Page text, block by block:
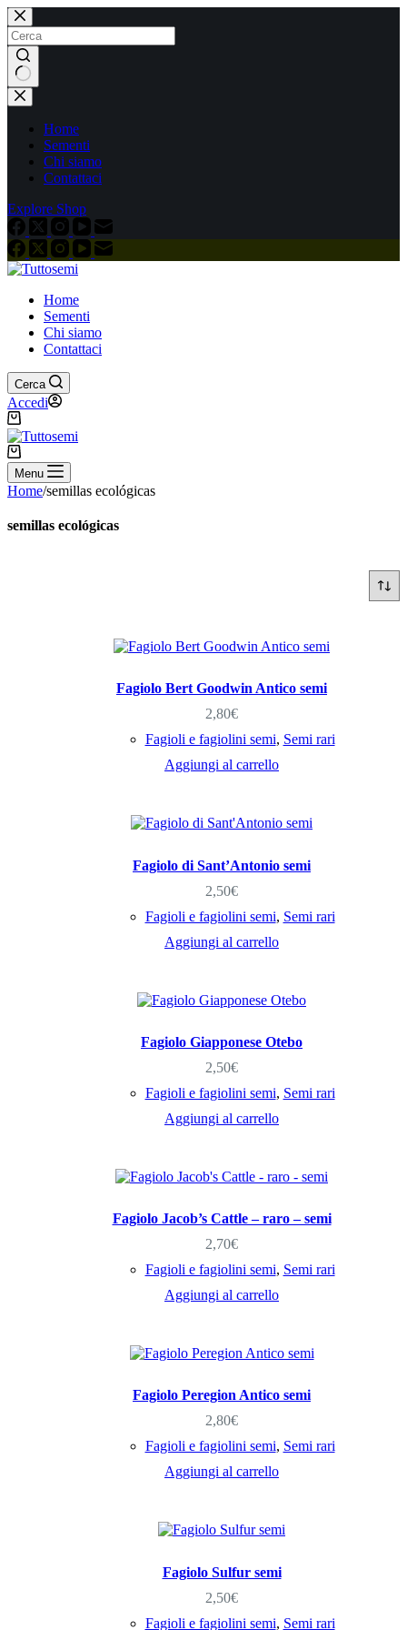
Salta
al
contenuto
Nessun
risultato
Home
Sementi
Chi siamo
Contattaci
Explore Shop
Home
Sementi
Chi siamo
Contattaci
Cerca
Accedi
Carrello
Carrello
Menu
Home/semillas ecológicas
semillas ecológicas
Fagiolo Bert Goodwin Antico semi
2,80€
Fagioli e fagiolini semi, Semi rari
Aggiungi al carrello
Fagiolo di Sant’Antonio semi
2,50€
Fagioli e fagiolini semi, Semi rari
Aggiungi al carrello
Fagiolo Giapponese Otebo
2,50€
Fagioli e fagiolini semi, Semi rari
Aggiungi al carrello
Fagiolo Jacob’s Cattle – raro – semi
2,70€
Fagioli e fagiolini semi, Semi rari
Aggiungi al carrello
Fagiolo Peregion Antico semi
2,80€
Fagioli e fagiolini semi, Semi rari
Aggiungi al carrello
Fagiolo Sulfur semi
2,50€
Fagioli e fagiolini semi, Semi rari